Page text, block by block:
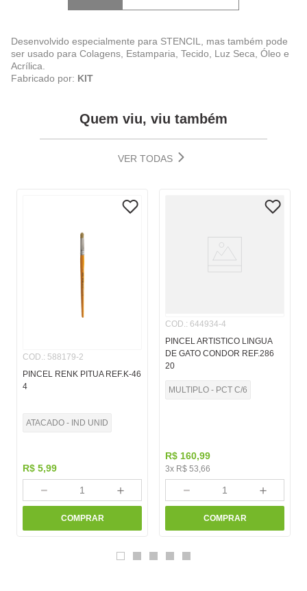
Desenvolvido especialmente para STENCIL, mas também pode
ser usado para Colagens, Estamparia, Tecido, Luz Seca, Óleo e
Acrílica.
Fabricado por: KIT
Quem viu, viu também
VER TODAS
COD.: 588179-2
PINCEL RENK PITUA REF.K-46
4
ATACADO - IND UNID
R$ 5,99
＋
－
COMPRAR
COD.: 644934-4
PINCEL ARTISTICO LINGUA
DE GATO CONDOR REF.286
20
MULTIPLO - PCT C/6
R$ 160,99
3x R$ 53,66
＋
－
COMPRAR